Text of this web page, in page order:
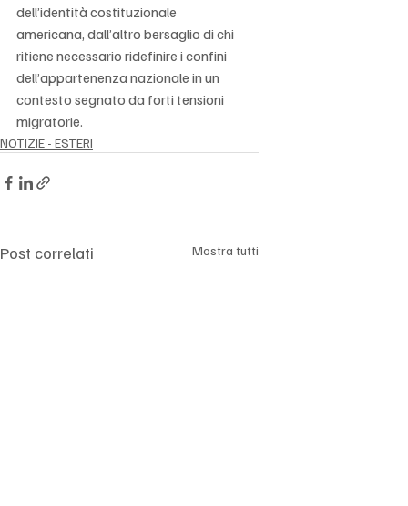
dell’identità costituzionale
americana, dall’altro bersaglio di chi
ritiene necessario ridefinire i confini
dell’appartenenza nazionale in un
contesto segnato da forti tensioni
migratorie.
NOTIZIE - ESTERI
Post correlati Mostra tutti